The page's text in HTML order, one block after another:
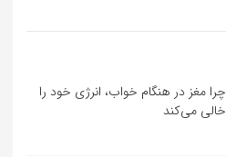
چرا مغز در هنگام خواب، انرژی خود را
خالی می‌کند